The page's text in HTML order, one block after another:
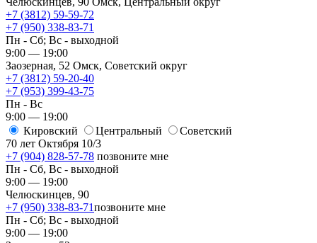
+7 (3812) 59-59-72
+7 (950) 338-83-71
Пн - Сб; Вс - выходной
9:00 — 19:00
Заозерная, 52 Омск, ​Советский округ
+7 (3812) 59-20-40
+7 (953) 399-43-75
Пн - Вс
9:00 — 19:00
Кировский
​Центральный
​Советский
70 лет Октября 10/3
+7 (904) 828-57-78 позвоните мне
Пн - Сб, Вс - выходной
9:00 — 19:00
Челюскинцев, 90
+7 (950) 338-83-71позвоните мне
Пн - Сб; Вс - выходной
9:00 — 19:00